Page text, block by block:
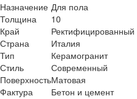
Назначение Для пола
Толщина
10
Край
Ректифицированный
Страна
Италия
Тип
Керамогранит
Стиль
Современный
ПоверхностьМатовая
Фактура
Бетон и цемент